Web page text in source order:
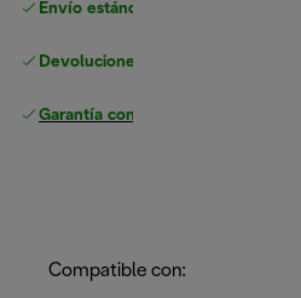
Envío estándar gratuito
Devoluciones gratuitas
Garantía completa
Compatible con: